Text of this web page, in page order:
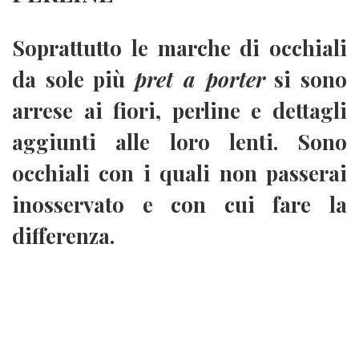
Soprattutto le marche di occhiali
da sole piùpret a portersi sono
arrese ai fiori, perline e dettagli
aggiunti alle loro lenti. Sono
occhiali con i quali non passerai
inosservato e con cui fare la
differenza.